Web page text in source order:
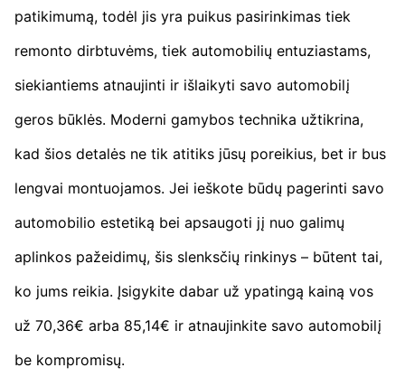
patikimumą, todėl jis yra puikus pasirinkimas tiek
remonto dirbtuvėms, tiek automobilių entuziastams,
siekiantiems atnaujinti ir išlaikyti savo automobilį
geros būklės. Moderni gamybos technika užtikrina,
kad šios detalės ne tik atitiks jūsų poreikius, bet ir bus
lengvai montuojamos. Jei ieškote būdų pagerinti savo
automobilio estetiką bei apsaugoti jį nuo galimų
aplinkos pažeidimų, šis slenksčių rinkinys – būtent tai,
ko jums reikia. Įsigykite dabar už ypatingą kainą vos
už 70,36€ arba 85,14€ ir atnaujinkite savo automobilį
be kompromisų.